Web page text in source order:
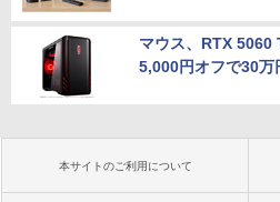
マウス、RTX 5060
5,000円オフで30万
本サイトのご利用について